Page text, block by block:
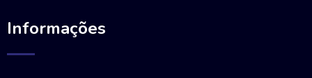
Informações